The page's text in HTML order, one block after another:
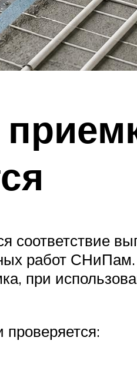
соответствие
работ
при